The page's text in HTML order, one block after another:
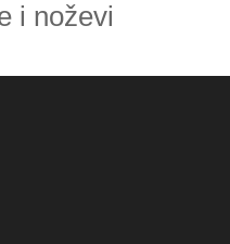
i noževi